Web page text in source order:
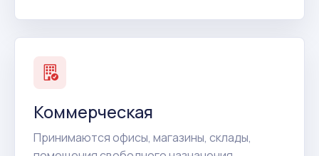
Коммерческая
Принимаются офисы, магазины, склады,